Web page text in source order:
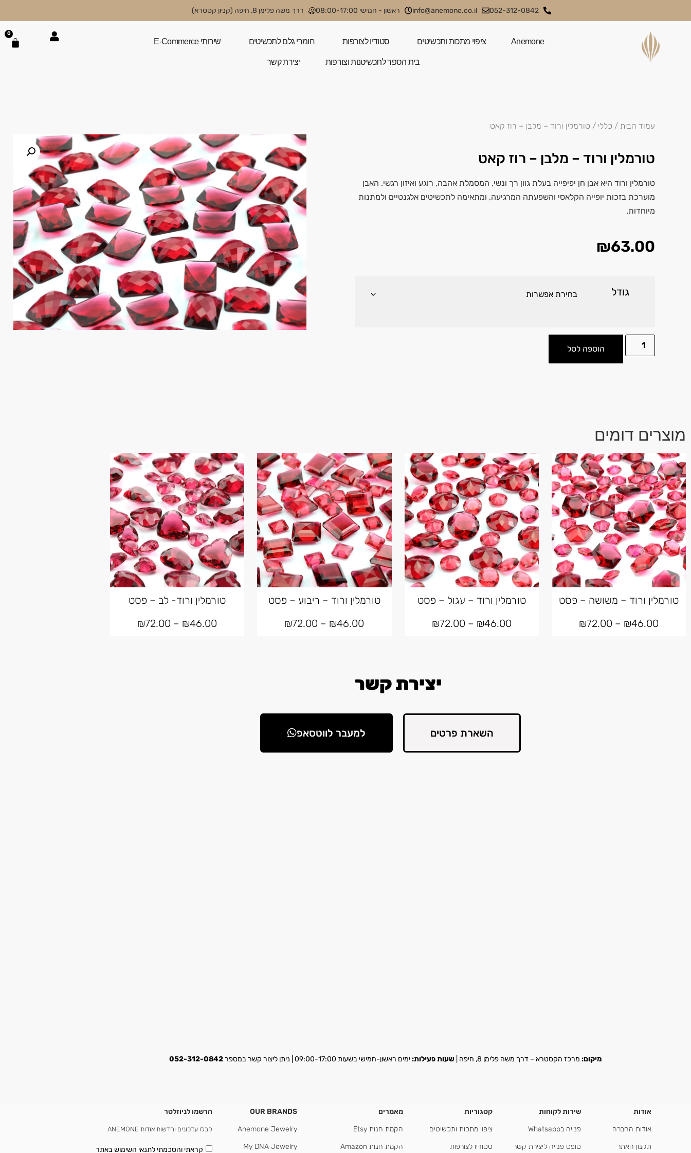
052-312-0842
info@anemone.co.il ראשון - חמישי 08:00-17:00 דרך משה פלימן 8, חיפה (קניון קסטרא)
Anemone ציפוי מתכות ותכשיטים סטודיו לצורפות חומרי גלם לתכשיטים שירותי E-Commerce
בית הספר לתכשיטנות וצורפות יצירת קשר
0
עמוד הבית / כללי / טורמלין ורוד – מלבן – רוז קאט
טורמלין ורוד – מלבן – רוז קאט
טורמלין ורוד היא אבן חן יפיפייה בעלת גוון רך ונשי, המסמלת אהבה, רוגע ואיזון רגשי. האבן
מוערכת בזכות יופייה הקלאסי והשפעתה המרגיעה, ומתאימה לתכשיטים אלגנטיים ולמתנות
מיוחדות.
₪63.00
גודל
הוספה לסל
מוצרים דומים
טורמלין ורוד – משושה – פסט
₪46.00
–
₪72.00
טורמלין ורוד – עגול – פסט
₪46.00
–
₪72.00
טורמלין ורוד – ריבוע – פסט
₪46.00
–
₪72.00
טורמלין ורוד- לב – פסט
₪46.00
–
₪72.00
יצירת קשר
השארת פרטים למעבר לווטסאפ
מיקום: מרכז הקסטרא – דרך משה פלימן 8, חיפה | שעות פעילות:ימים ראשון-חמישי בשעות 09:00-17:00 | ניתן ליצור קשר במספר 052-312-0842
אודות
אודות החברה
תקנון האתר
שירות לקוחות
פנייה בWhatsapp
טופס פנייה ליצירת קשר
קטגוריות
ציפוי מתכות ותכשיטים
סטודיו לצורפות
מאמרים
הקמת חנות Etsy
הקמת חנות Amazon
OUR BRANDS
Anemone Jewelry
My DNA Jewelry
הרשמו לניוזלטר
קבלו עדכונים וחדשות אודות ANEMONE
קראתי והסכמתילתנאי השימוש באתר